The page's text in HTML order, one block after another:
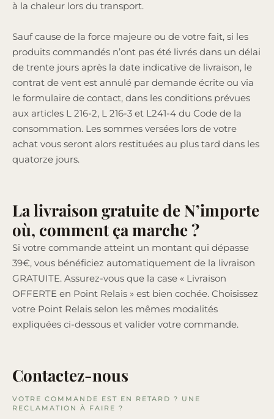
à la chaleur lors du transport.
Sauf cause de la force majeure ou de votre fait, si les
produits commandés n’ont pas été livrés dans un délai
de trente jours après la date indicative de livraison, le
contrat de vent est annulé par demande écrite ou via
le formulaire de contact, dans les conditions prévues
aux articles L 216-2, L 216-3 et L241-4 du Code de la
consommation. Les sommes versées lors de votre
achat vous seront alors restituées au plus tard dans les
quatorze jours.
La livraison gratuite de N’importe
où, comment ça marche ?
Si votre commande atteint un montant qui dépasse
39€, vous bénéficiez automatiquement de la livraison
GRATUITE. Assurez-vous que la case « Livraison
OFFERTE en Point Relais » est bien cochée. Choisissez
votre Point Relais selon les mêmes modalités
expliquées ci-dessous et valider votre commande.
Contactez-nous
VOTRE COMMANDE EST EN RETARD ? UNE
RECLAMATION À FAIRE ?